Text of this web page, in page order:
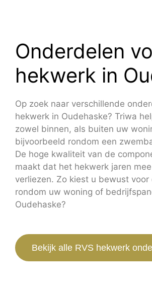
Onderdelen
hekwerk in
Op zoek naar verschillende
hekwerk in Oudehaske? Triwa
zowel binnen, als buiten uw
bijvoorbeeld rondom een
De hoge kwaliteit van de
maakt dat het hekwerk jaren
verliezen. Zo kiest u bewust
rondom uw woning of
Oudehaske?
Bekijk alle RVS hekwerk